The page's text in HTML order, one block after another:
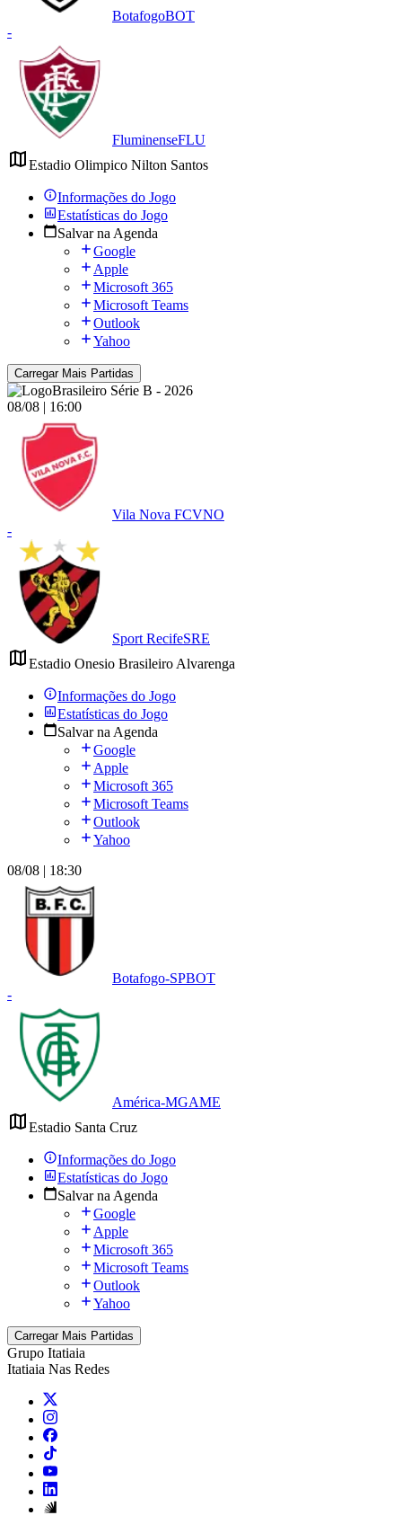
BotafogoBOT
-
FluminenseFLU
Estadio Olimpico Nilton Santos
Informações do Jogo
Estatísticas do Jogo
Salvar na Agenda
Google
Apple
Microsoft 365
Microsoft Teams
Outlook
Yahoo
Carregar Mais Partidas
Brasileiro Série B - 2026
08/08 | 16:00
Vila Nova FCVNO
-
Sport RecifeSRE
Estadio Onesio Brasileiro Alvarenga
Informações do Jogo
Estatísticas do Jogo
Salvar na Agenda
Google
Apple
Microsoft 365
Microsoft Teams
Outlook
Yahoo
08/08 | 18:30
Botafogo-SPBOT
-
América-MGAME
Estadio Santa Cruz
Informações do Jogo
Estatísticas do Jogo
Salvar na Agenda
Google
Apple
Microsoft 365
Microsoft Teams
Outlook
Yahoo
Carregar Mais Partidas
Grupo Itatiaia
Itatiaia Nas Redes